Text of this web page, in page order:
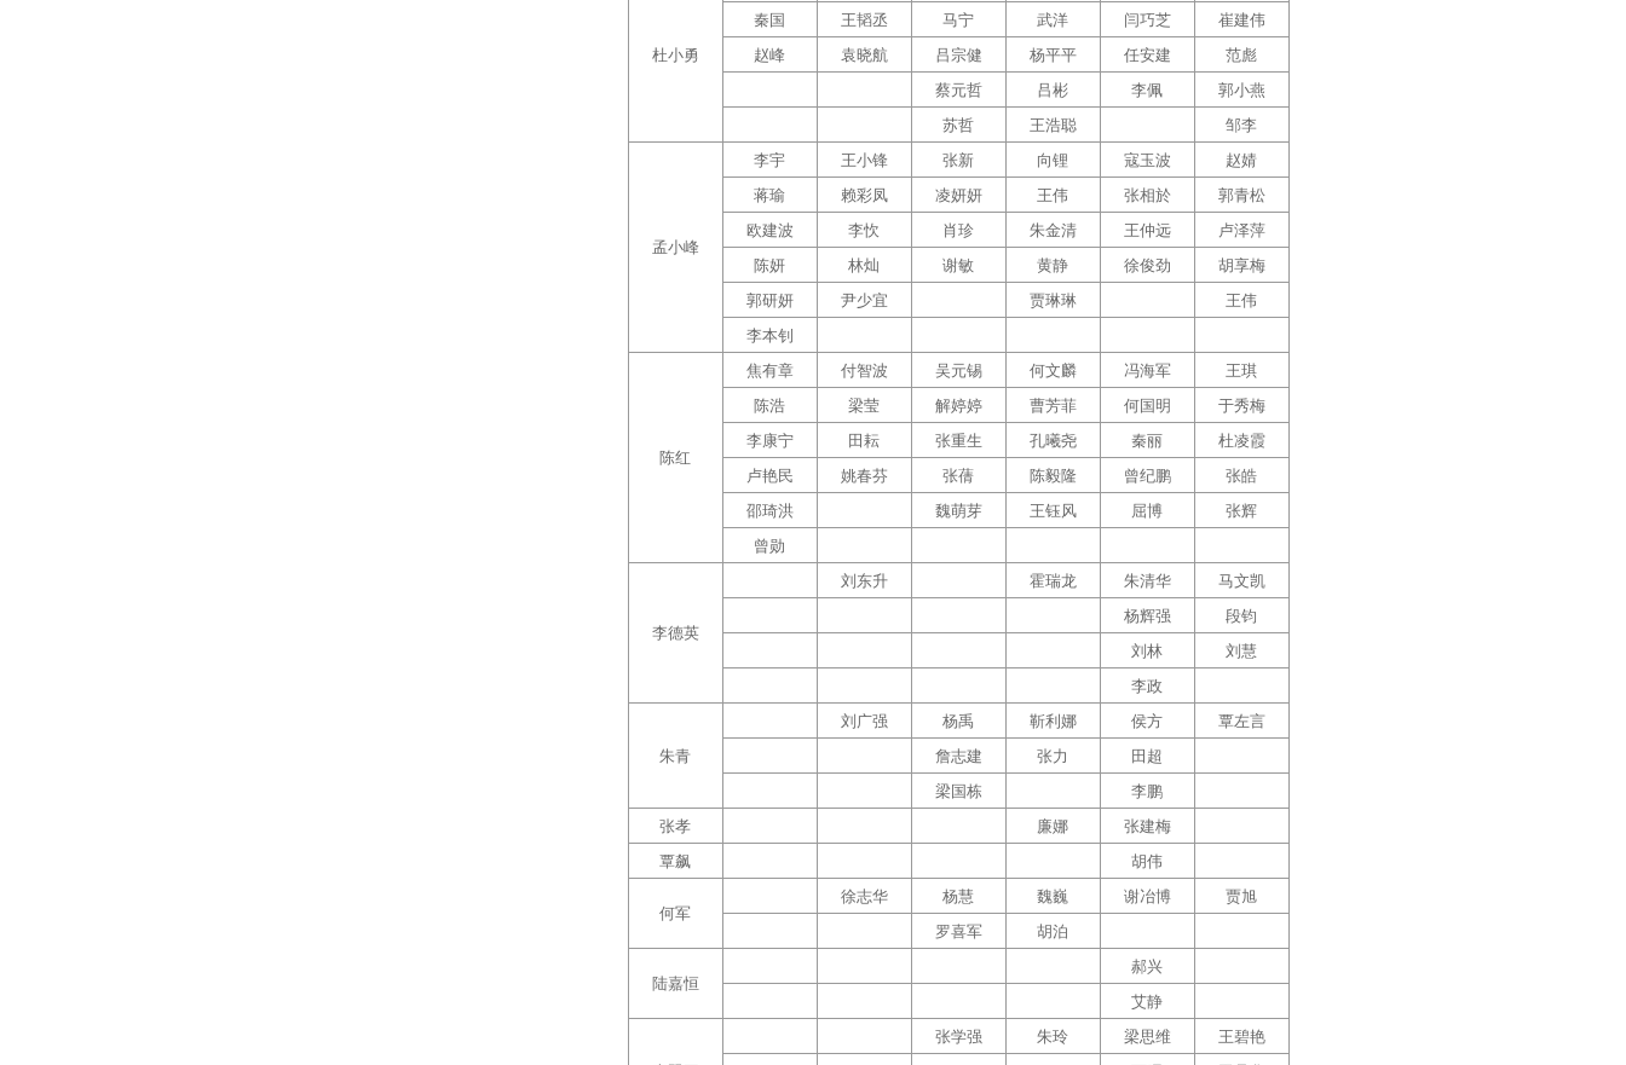
杜小勇
秦国
王韬丞 马宁 武洋 闫巧芝
崔建伟
赵峰
袁晓航 吕宗健 杨平平 任安建
范彪
蔡元哲
吕彬 李佩
郭小燕
苏哲
王浩聪 邹李
孟小峰
李宇 王小锋 张新 向锂 寇玉波
赵婧
蒋瑜
赖彩凤 凌妍妍 王伟 张相於
郭青松
欧建波
李忺 肖珍 朱金清 王仲远
卢泽萍
陈妍
林灿 谢敏 黄静 徐俊劲
胡享梅
郭研妍
尹少宜 贾琳琳
王伟
李本钊
陈红
焦有章 付智波 吴元锡 何文麟 冯海军
王琪
陈浩
梁莹 解婷婷 曹芳菲 何国明
于秀梅
李康宁
田耘 张重生 孔曦尧 秦丽
杜凌霞
卢艳民
姚春芬 张蒨 陈毅隆 曾纪鹏
张皓
邵琦洪
魏萌芽 王钰风 屈博
张辉
曾勋
李德英
刘东升 霍瑞龙 朱清华
马文凯
杨辉强
段钧
刘林
刘慧
李政
朱青
刘广强 杨禹 靳利娜 侯方
覃左言
詹志建
张力
田超
梁国栋
李鹏
张孝
廉娜
张建梅
覃飙
胡伟
何军
徐志华 杨慧 魏巍 谢冶博
贾旭
罗喜军
胡泊
陆嘉恒
郝兴
艾静
张学强 朱玲 梁思维
王碧艳